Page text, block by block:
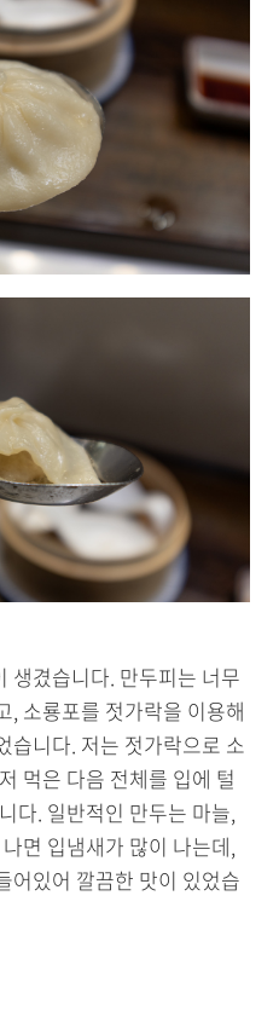
생겼습니다. 만두피는 너무
, 소룡포를 젓가락을 이용해
습니다. 저는 젓가락으로 소
먹은 다음 전체를 입에 털
다. 일반적인 만두는 마늘,
면 입냄새가 많이 나는데,
어있어 깔끔한 맛이 있었습